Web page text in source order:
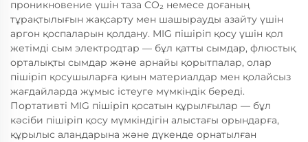
проникновение үшін таза CO₂ немесе доғаның
тұрақтылығын жақсарту мен шашырауды азайту үшін
аргон қоспаларын қолдану. MIG пішіріп қосу үшін қол
жетімді сым электродтар — бұл қатты сымдар, флюстық
орталықты сымдар және арнайы қорытпалар, олар
пішіріп қосушыларға қиын материалдар мен қолайсыз
жағдайларда жұмыс істеуге мүмкіндік береді.
Портативті MIG пішіріп қосатын құрылғылар — бұл
кәсіби пішіріп қосу мүмкіндігін алыстағы орындарға,
құрылыс алаңдарына және дүкенде орнатылған